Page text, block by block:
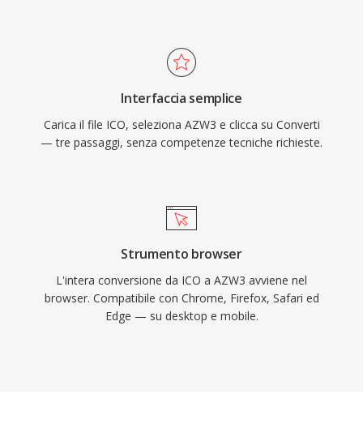
Interfaccia semplice
Carica il file ICO, seleziona AZW3 e clicca su Converti
— tre passaggi, senza competenze tecniche richieste.
Strumento browser
L'intera conversione da ICO a AZW3 avviene nel
browser. Compatibile con Chrome, Firefox, Safari ed
Edge — su desktop e mobile.